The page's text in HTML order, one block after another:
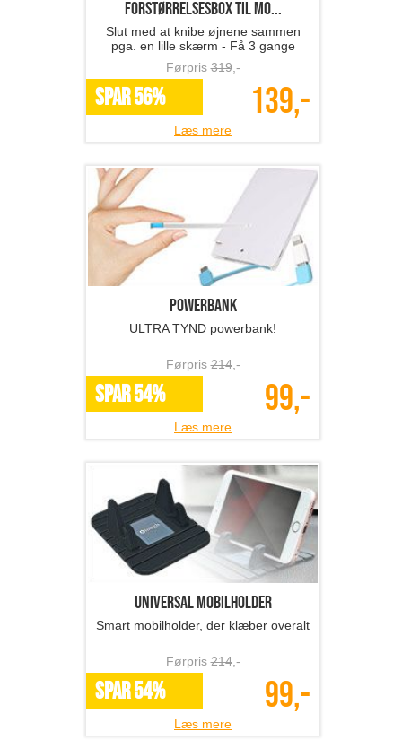
Forstørrelsesbox til mo...
Slut med at knibe øjnene sammen
pga. en lille skærm - Få 3 gange
større billede med en
forstørrelsesbox fra The 99
Førpris319,-
SPAR 56% 139,-
Læs mere
Powerbank
ULTRA TYND powerbank!
Førpris214,-
SPAR 54% 99,-
Læs mere
Universal mobilholder
Smart mobilholder, der klæber overalt
Førpris214,-
SPAR 54% 99,-
Læs mere